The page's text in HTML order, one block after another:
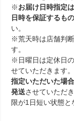
※お届け日時指定
日時を保証するも
い。
※荒天時は店舗判
す。
※日曜日は定休日
せていただきます。
指定いただいた場
発送させていただ
限が1日短い状態と